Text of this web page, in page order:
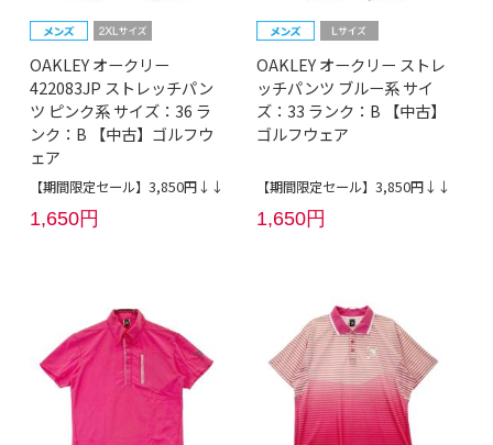
OAKLEY オークリー
422083JP ストレッチパン
ツ ピンク系 サイズ：36 ラ
ンク：B 【中古】ゴルフウ
ェア
【期間限定セール】3,850円↓↓
1,650円
OAKLEY オークリー ストレ
ッチパンツ ブルー系 サイ
ズ：33 ランク：B 【中古】
ゴルフウェア
【期間限定セール】3,850円↓↓
1,650円